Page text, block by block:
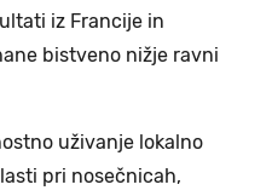
iz Francije in
bistveno nižje ravni
uživanje lokalno
pri nosečnicah,